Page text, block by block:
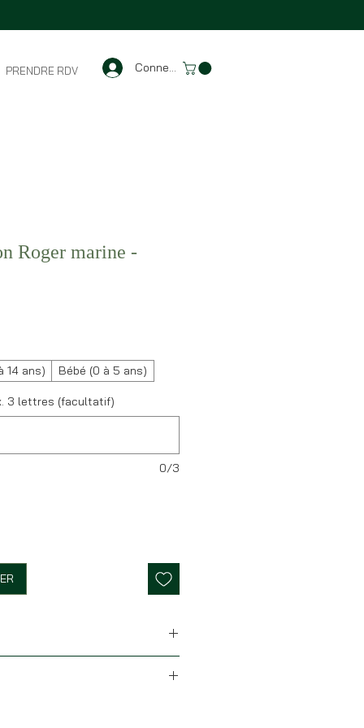
Connexion
PRENDRE RDV
Roger marine -
14 ans) Bébé (0 à 5 ans)
3 lettres (facultatif)
0/3
allant de la taille XS à XXL (de
sous 24H. Nous postons du